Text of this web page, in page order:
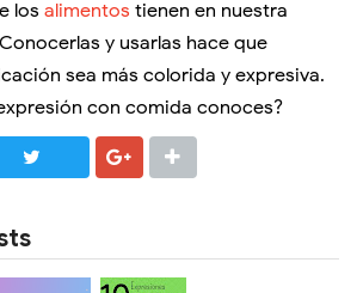
los alimentos tienen en nuestra
y usarlas hace que
sea más colorida y expresiva.
con comida conoces?